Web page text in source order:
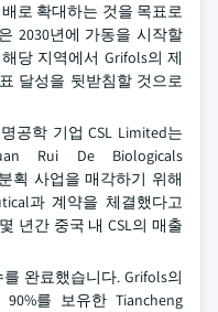
로 확대하는 것을 목표로
2030년에 가동을 시작할
당 지역에서 Grifols의 제
달성을 뒷받침할 것으로
공학 기업 CSL Limited는
Rui De Biologicals
획 사업을 매각하기 위해
과 계약을 체결했다고
년간 중국 내 CSL의 매출
완료했습니다. Grifols의
를 보유한 Tiancheng